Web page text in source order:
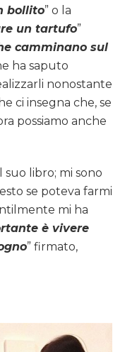
bollito” o la
un tartufo”
camminano sul
ha saputo
nonostante
ci insegna che, se
possiamo anche
suo libro; mi sono
se poteva farmi
mi ha
è vivere
” firmato,